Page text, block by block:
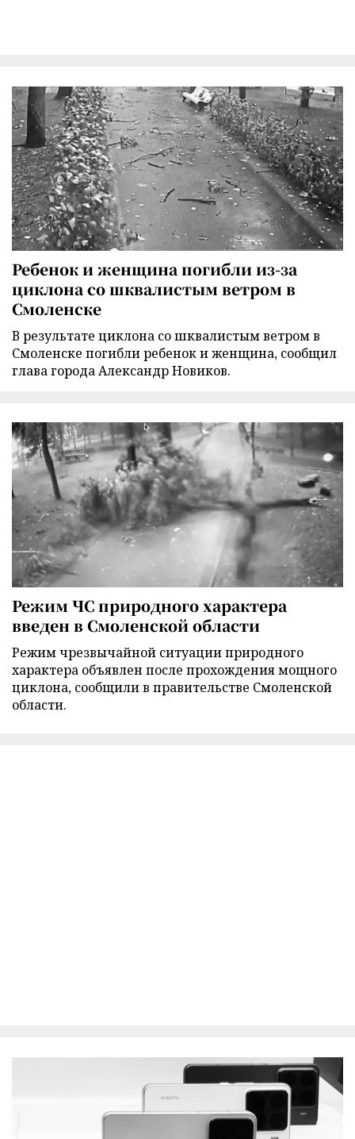
Ребенок и женщина погибли из-за
циклона со шквалистым ветром в
Смоленске
В результате циклона со шквалистым ветром в
Смоленске погибли ребенок и женщина, сообщил
глава города Александр Новиков.
Режим ЧС природного характера
введен в Смоленской области
Режим чрезвычайной ситуации природного
характера объявлен после прохождения мощного
циклона, сообщили в правительстве Смоленской
области.